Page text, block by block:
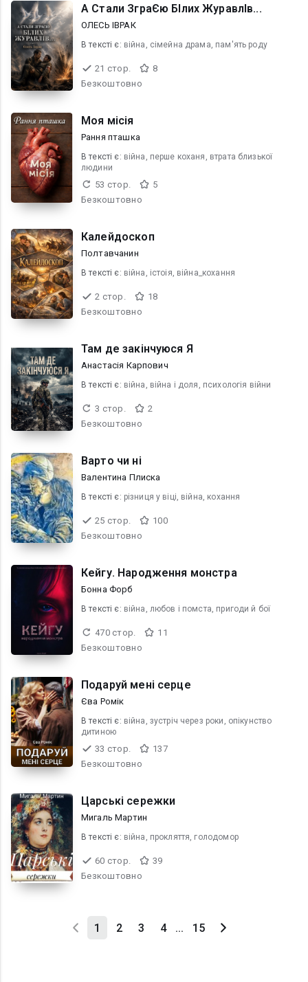
А Стали ЗграЄю БІлих ЖуравлІв...
ОЛЕСЬ ІВРАК
В текcті є: війна, сімейна драма, пам'ять роду
21 стор.
8
Безкоштовно
Моя місія
Рання пташка
В текcті є: війна, перше коханя, втрата близької
людини
53 стор.
5
Безкоштовно
Калейдоскоп
Полтавчанин
В текcті є: війна, істоія, війна_кохання
2 стор.
18
Безкоштовно
Там де закінчуюся Я
Анастасія Карпович
В текcті є: війна, війна і доля, психологія війни
3 стор.
2
Безкоштовно
Варто чи ні
Валентина Плиска
В текcті є: різниця у віці, війна, кохання
25 стор.
100
Безкоштовно
Кейгу. Народження монстра
Бонна Форб
В текcті є: війна, любов і помста, пригоди й бої
470 стор.
11
Безкоштовно
Подаруй мені серце
Єва Ромік
В текcті є: війна, зустріч через роки, опікунство
дитиною
33 стор.
137
Безкоштовно
Царські сережки
Мигаль Мартин
В текcті є: війна, прокляття, голодомор
60 стор.
39
Безкоштовно
1 2 3 4 ... 15